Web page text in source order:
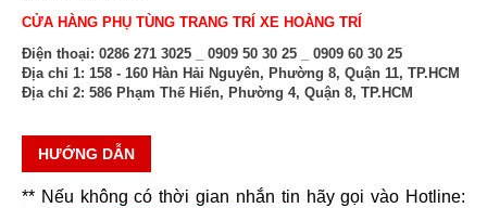
CỬA HÀNG PHỤ TÙNG TRANG TRÍ XE HOÀNG TRÍ
Điện thoại: 0286 271 3025 _ 0909 50 30 25 _ 0909 60 30 25
Địa chỉ 1: 158 - 160 Hàn Hải Nguyên, Phường 8, Quận 11, TP.HCM
Địa chỉ 2: 586 Phạm Thế Hiển, Phường 4, Quận 8, TP.HCM
HƯỚNG DẪN
** Nếu không có thời gian nhắn tin hãy gọi vào Hotline: